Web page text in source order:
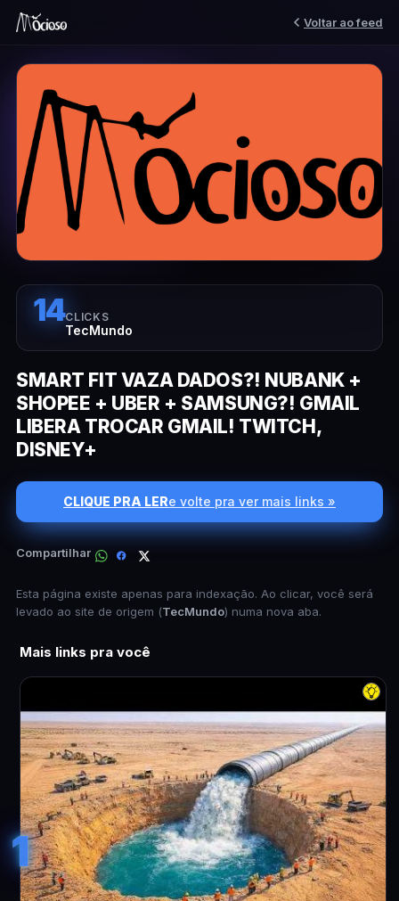
Voltar ao feed
14CLICKS
TecMundo
SMART FIT VAZA DADOS?! NUBANK +
SHOPEE + UBER + SAMSUNG?! GMAIL
LIBERA TROCAR GMAIL! TWITCH,
DISNEY+
CLIQUE PRA LERe volte pra ver mais links »
Compartilhar
Esta página existe apenas para indexação. Ao clicar, você será
levado ao site de origem (TecMundo) numa nova aba.
Mais links pra você
1